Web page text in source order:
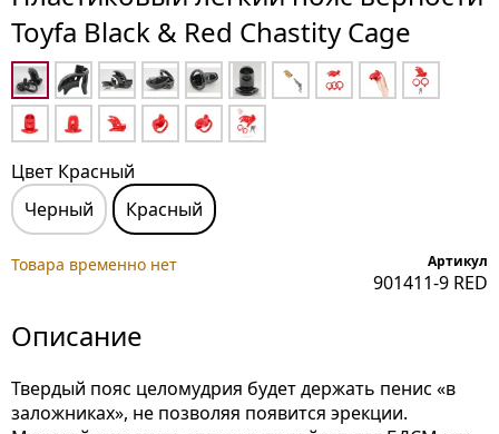
Toyfa Black & Red Chastity Cage
Цвет Красный
Черный
Красный
Товара временно нет Артикул
901411-9 RED
Описание
Твердый пояс целомудрия будет держать пенис «в
заложниках», не позволяя появится эрекции.